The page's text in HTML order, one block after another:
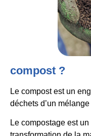
compost ?
Le compost est un
déchets d’un
Le compostage est